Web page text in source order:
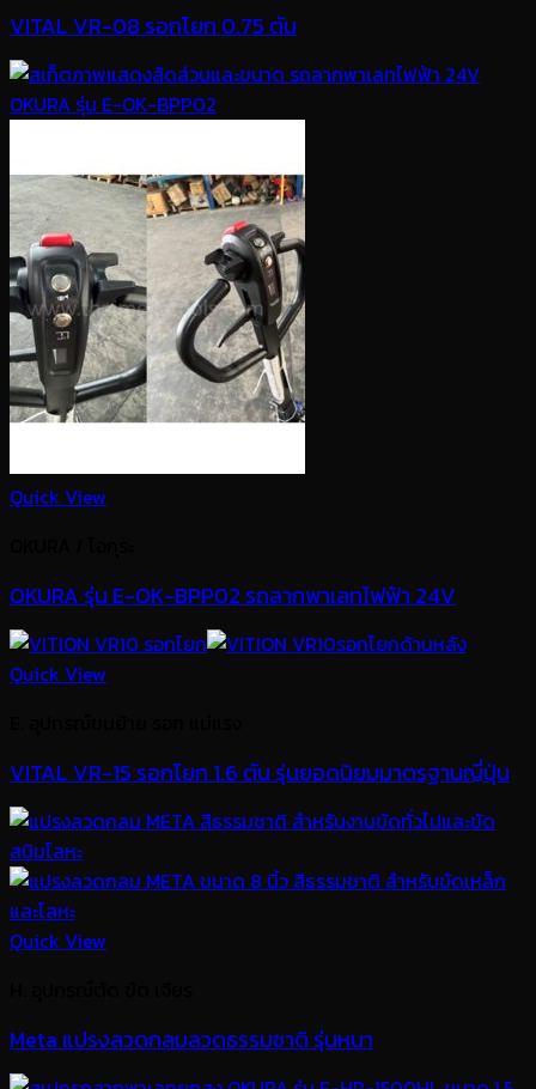
VITAL VR-08 รอกโยก 0.75 ตัน
Quick View
OKURA รุ่น E-OK-BPP02 รถลากพาเลทไฟฟ้า 24V
Quick View
VITAL VR-15 รอกโยก 1.6 ตัน รุ่นยอดนิยมมาตรฐานญี่ปุ่น
Quick View
Meta แปรงลวดกลมลวดธรรมชาติ รุ่นหนา